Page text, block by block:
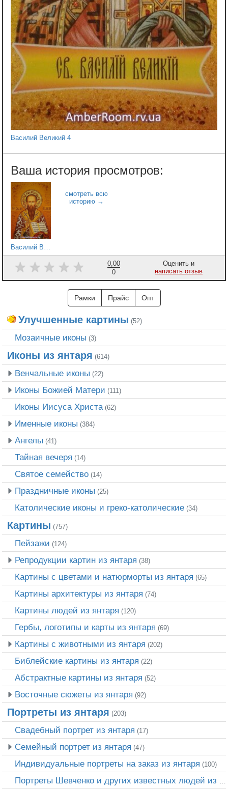
Василий Великий 4
Василий Великий 3
0,00
0
Оценить и
написать отзыв
Рамки Прайс Опт
Улучшенные картины (52)
Мозаичные иконы (3)
Иконы из янтаря (614)
Венчальные иконы (22)
Иконы Божией Матери (111)
Иконы Иисуса Христа(62)
Именные иконы (384)
Ангелы (41)
Тайная вечеря (14)
Святое семейство (14)
Праздничные иконы (25)
Католические иконы и греко-католические (34)
Картины (757)
Пейзажи (124)
Репродукции картин из янтаря (38)
Картины с цветами и натюрморты из янтаря (65)
Картины архитектуры из янтаря (74)
Картины людей из янтаря (120)
Гербы, логотипы и карты из янтаря (69)
Картины с животными из янтаря (202)
Библейские картины из янтаря (22)
Абстрактные картины из янтаря (52)
Восточные сюжеты из янтаря (92)
Портреты из янтаря (203)
Свадебный портрет из янтаря (17)
Семейный портрет из янтаря (47)
Индивидуальные портреты на заказ из янтаря (100)
Портреты Шевченко и других известных людей из янтаря